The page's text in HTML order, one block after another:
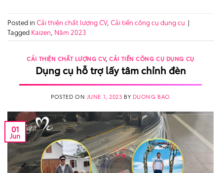
Posted in Cải thiện chất lượng CV, Cải tiến công cụ dụng cụ |
Tagged Kaizen Năm 2023
CẢI THIỆN CHẤT LƯỢNG CV,CẢI TIẾN CÔNG CỤ DỤNG CỤ
Dụng cụ hỗ trợ lấy tâm chỉnh đèn
POSTED ON JUNE 1, 2023 BY DUONG BAO
01
Jun